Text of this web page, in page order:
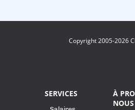
Copyright 2005-2026
SERVICES
À
NOUS